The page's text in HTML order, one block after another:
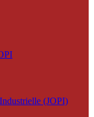
(JOPI)